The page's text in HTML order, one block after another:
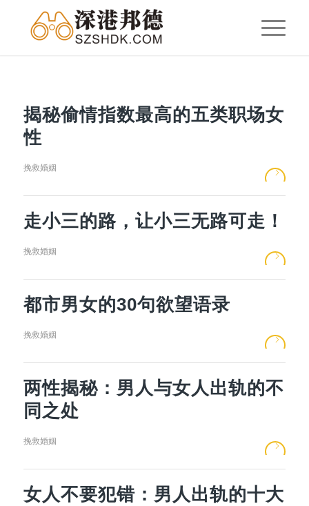
揭秘偷情指数最高的五类职场女
性
挽救婚姻
走小三的路，让小三无路可走！
挽救婚姻
都市男女的30句欲望语录
挽救婚姻
两性揭秘：男人与女人出轨的不
同之处
挽救婚姻
女人不要犯错：男人出轨的十大